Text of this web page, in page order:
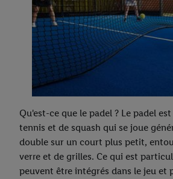
Qu'est-ce que le padel ? Le padel
tennis et de squash qui se joue
double sur un court plus petit,
verre et de grilles. Ce qui est
peuvent être intégrés dans le jeu et